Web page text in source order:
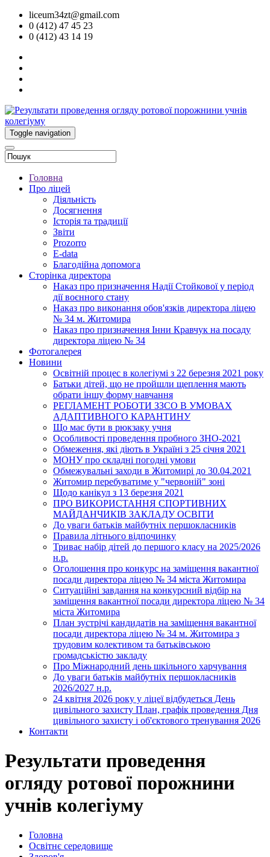
liceum34zt@gmail.com
0 (412) 47 45 23
0 (412) 43 14 19
Toggle navigation
Головна
Про ліцей
Діяльність
Досягнення
Історія та традиції
Звіти
Prozorro
E-data
Благодійна допомога
Сторінка директора
Наказ про призначення Надії Стойкової у період
дії воєнного стану
Наказ про виконання обов'язків директора ліцею
№ 34 м. Житомира
Наказ про призначення Інни Кравчук на посаду
директора ліцею № 34
Фотогалерея
Новини
Освітній процес в колегіумі з 22 березня 2021 року
Батьки дітей, що не пройшли щеплення мають
обрати іншу форму навчання
РЕГЛАМЕНТ РОБОТИ ЗЗСО В УМОВАХ
АДАПТИВНОГО КАРАНТИНУ
Що має бути в рюкзаку учня
Особливості проведення пробного ЗНО-2021
Обмеження, які діють в Україні з 25 січня 2021
МОНУ про складні погодні умови
Обмежувальні заходи в Житомирі до 30.04.2021
Житомир перебуватиме у "червоній" зоні
Щодо канікул з 13 березня 2021
ПРО ВИКОРИСТАННЯ СПОРТИВНИХ
МАЙДАНЧИКІВ ЗАКЛАДУ ОСВІТИ
До уваги батьків майбутніх першокласників
Правила літнього відпочинку
Триває набір дітей до першого класу на 2025/2026
н.р.
Оголошення про конкурс на заміщення вакантної
посади директора ліцею № 34 міста Житомира
Ситуаційні завдання на конкурсний відбір на
заміщення вакантної посади директора ліцею № 34
міста Житомира
План зустрічі кандидатів на заміщення вакантної
посади директора ліцею № 34 м. Житомира з
трудовим колективом та батьківською
громадськістю закладу
Про Міжнародний день шкільного харчування
До уваги батьків майбутніх першокласників
2026/2027 н.р.
24 квітня 2026 року у ліцеї відбудеться День
цивільного захисту План, графік проведення Дня
цивільного захисту і об'єктового тренування 2026
Контакти
Результати проведення
огляду ротової порожнини
учнів колегіуму
Головна
Освітнє середовище